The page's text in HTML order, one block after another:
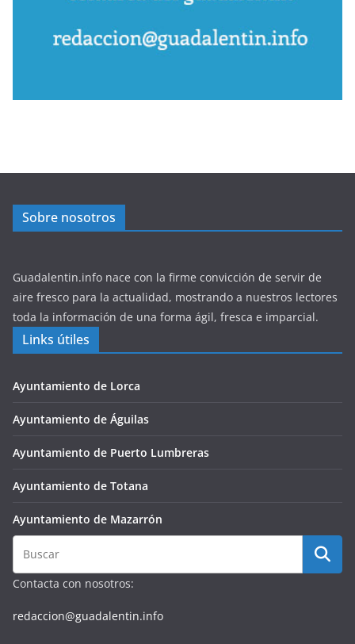
Sobre nosotros
Guadalentin.info nace con la firme convicción de servir de
aire fresco para la actualidad, mostrando a nuestros lectores
toda la información de una forma ágil, fresca e imparcial.
Links útiles
Ayuntamiento de Lorca
Ayuntamiento de Águilas
Ayuntamiento de Puerto Lumbreras
Ayuntamiento de Totana
Ayuntamiento de Mazarrón
Contacta con nosotros:
redaccion@guadalentin.info